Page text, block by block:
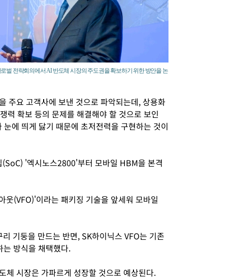
벌 전략회의에서 AI 반도체 시장의 주도권을 확보하기 위한 방안을 논
주요 고객사에 보낸 것으로 파악되는데, 상용화
력 확보 등의 문제를 해결해야 할 것으로 보인
에 띄게 닳기 때문에 초저전력을 구현하는 것이
'엑시노스2800'부터 모바일 HBM을 본격
웃(VFO)'이라는 패키징 기술을 앞세워 모바일
기둥을 만드는 반면, SK하이닉스 VFO는 기존
방식을 채택했다.
체 시장은 가파르게 성장할 것으로 예상된다.